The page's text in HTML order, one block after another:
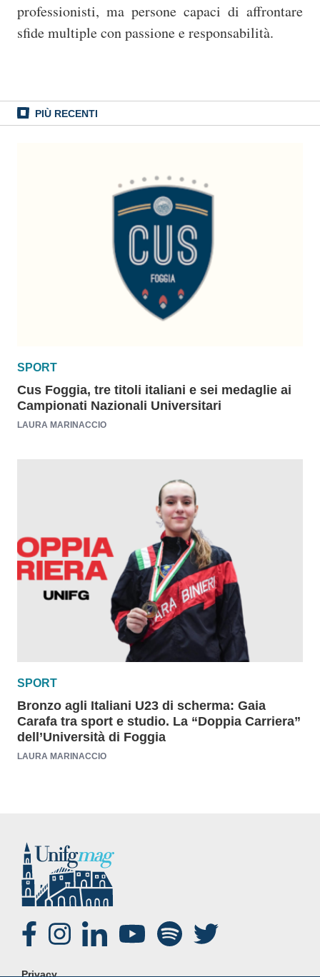
professionisti, ma persone capaci di affrontare
sfide multiple con passione e responsabilità.
PIÙ RECENTI
SPORT
Cus Foggia, tre titoli italiani e sei medaglie ai
Campionati Nazionali Universitari
LAURA MARINACCIO
SPORT
Bronzo agli Italiani U23 di scherma: Gaia
Carafa tra sport e studio. La “Doppia Carriera”
dell’Università di Foggia
LAURA MARINACCIO
SOCIAL
FOOTER
Privacy